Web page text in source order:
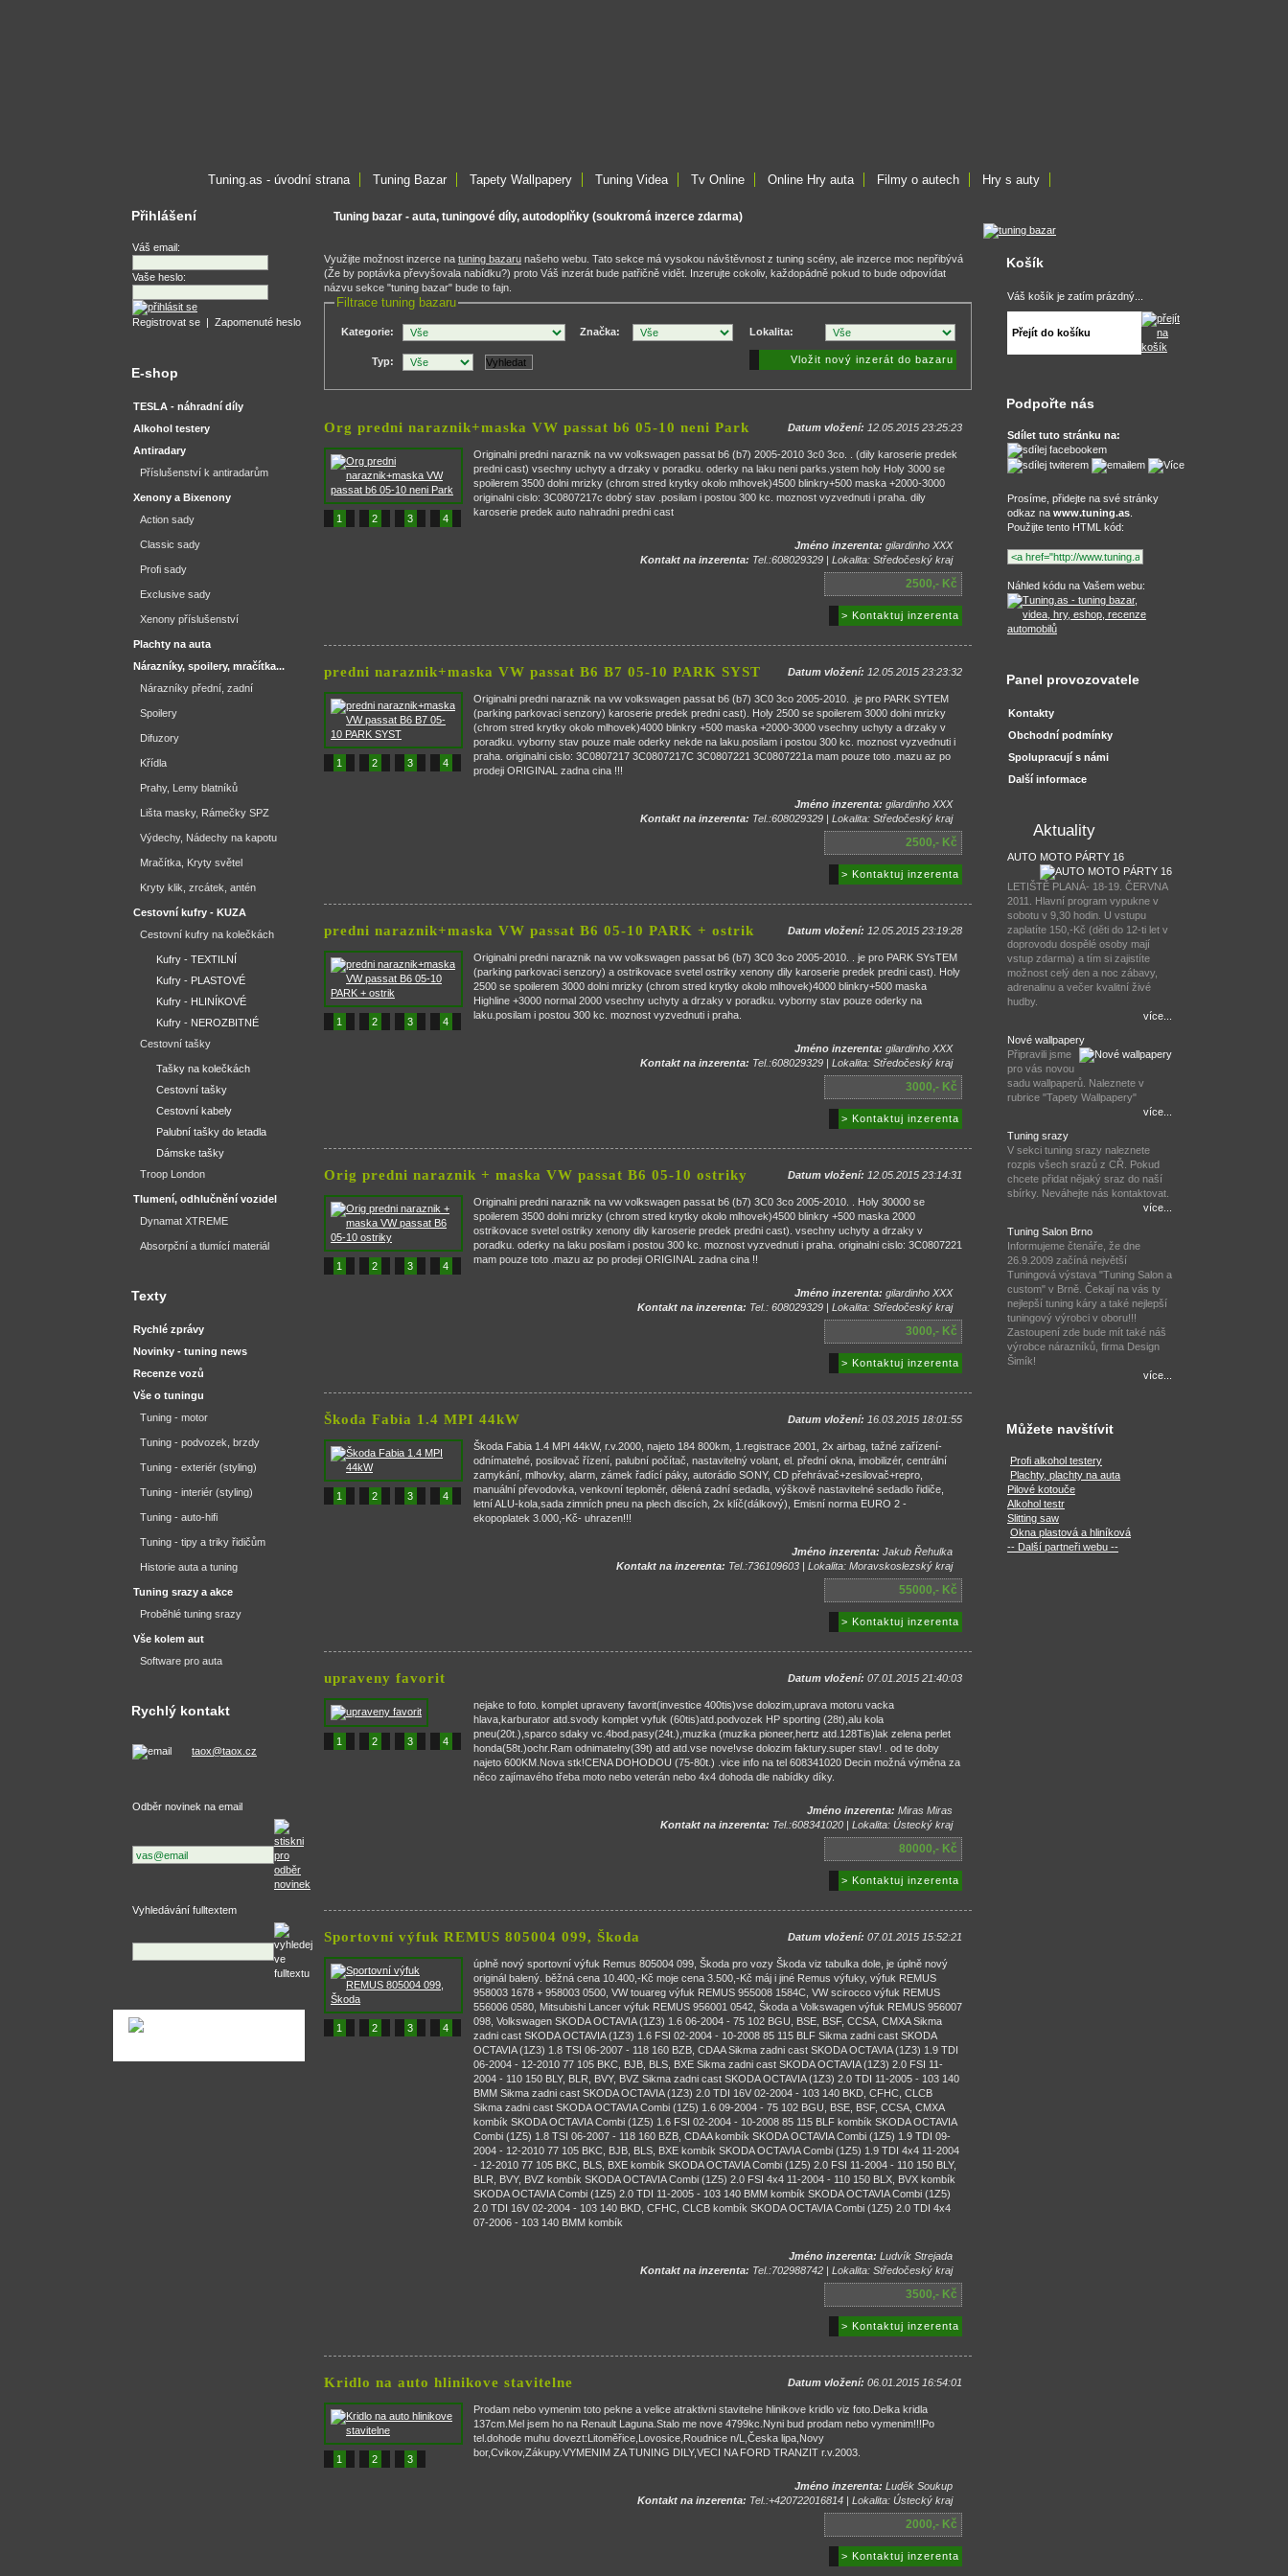
Tuning.as - úvodní strana Tuning Bazar Tapety Wallpapery Tuning Videa Tv Online Online Hry auta Filmy o autech Hry s auty
Tuning bazar - auta, tuningové díly, autodoplňky (soukromá inzerce zdarma)
Využijte možnost inzerce na tuning bazaru našeho webu. Tato sekce má vysokou návštěvnost z tuning scény, ale inzerce moc nepřibývá
(Že by poptávka převyšovala nabídku?) proto Váš inzerát bude patřičně vidět. Inzerujte cokoliv, každopádně pokud to bude odpovídat
názvu sekce "tuning bazar" bude to fajn.
Filtrace tuning bazaru
Kategorie: Značka: Lokalita:
Typ: Vložit nový inzerát do bazaru
Org predni naraznik+maska VW passat b6 05-10 neni Park Datum vložení: 12.05.2015 23:25:23
1 2 3 4
Originalni predni naraznik na vw volkswagen passat b6 (b7) 2005-2010 3c0 3co. . (dily karoserie predek
predni cast) vsechny uchyty a drzaky v poradku. oderky na laku neni parks.ystem holy Holy 3000 se
spoilerem 3500 dolni mrizky (chrom stred krytky okolo mlhovek)4500 blinkry+500 maska +2000-3000
originalni cislo: 3C0807217c dobrý stav .posilam i postou 300 kc. moznost vyzvednuti i praha. dily
karoserie predek auto nahradni predni cast
Jméno inzerenta: gilardinho XXX
Kontakt na inzerenta: Tel.:608029329 | Lokalita: Středočeský kraj
2500,- Kč
> Kontaktuj inzerenta
predni naraznik+maska VW passat B6 B7 05-10 PARK SYST Datum vložení: 12.05.2015 23:23:32
1 2 3 4
Originalni predni naraznik na vw volkswagen passat b6 (b7) 3C0 3co 2005-2010. .je pro PARK SYTEM
(parking parkovaci senzory) karoserie predek predni cast). Holy 2500 se spoilerem 3000 dolni mrizky
(chrom stred krytky okolo mlhovek)4000 blinkry +500 maska +2000-3000 vsechny uchyty a drzaky v
poradku. vyborny stav pouze male oderky nekde na laku.posilam i postou 300 kc. moznost vyzvednuti i
praha. originalni cislo: 3C0807217 3C0807217C 3C0807221 3C0807221a mam pouze toto .mazu az po
prodeji ORIGINAL zadna cina !!!
Jméno inzerenta: gilardinho XXX
Kontakt na inzerenta: Tel.:608029329 | Lokalita: Středočeský kraj
2500,- Kč
> Kontaktuj inzerenta
predni naraznik+maska VW passat B6 05-10 PARK + ostrik Datum vložení: 12.05.2015 23:19:28
1 2 3 4
Originalni predni naraznik na vw volkswagen passat b6 (b7) 3C0 3co 2005-2010. . je pro PARK SYsTEM
(parking parkovaci senzory) a ostrikovace svetel ostriky xenony dily karoserie predek predni cast). Holy
2500 se spoilerem 3000 dolni mrizky (chrom stred krytky okolo mlhovek)4000 blinkry+500 maska
Highline +3000 normal 2000 vsechny uchyty a drzaky v poradku. vyborny stav pouze oderky na
laku.posilam i postou 300 kc. moznost vyzvednuti i praha.
Jméno inzerenta: gilardinho XXX
Kontakt na inzerenta: Tel.:608029329 | Lokalita: Středočeský kraj
3000,- Kč
> Kontaktuj inzerenta
Orig predni naraznik + maska VW passat B6 05-10 ostriky Datum vložení: 12.05.2015 23:14:31
1 2 3 4
Originalni predni naraznik na vw volkswagen passat b6 (b7) 3C0 3co 2005-2010. . Holy 30000 se
spoilerem 3500 dolni mrizky (chrom stred krytky okolo mlhovek)4500 blinkry +500 maska 2000
ostrikovace svetel ostriky xenony dily karoserie predek predni cast). vsechny uchyty a drzaky v
poradku. oderky na laku posilam i postou 300 kc. moznost vyzvednuti i praha. originalni cislo: 3C0807221
mam pouze toto .mazu az po prodeji ORIGINAL zadna cina !!
Jméno inzerenta: gilardinho XXX
Kontakt na inzerenta: Tel.: 608029329 | Lokalita: Středočeský kraj
3000,- Kč
> Kontaktuj inzerenta
Škoda Fabia 1.4 MPI 44kW Datum vložení: 16.03.2015 18:01:55
1 2 3 4
Škoda Fabia 1.4 MPI 44kW, r.v.2000, najeto 184 800km, 1.registrace 2001, 2x airbag, tažné zařízení-
odnímatelné, posilovač řízení, palubní počítač, nastavitelný volant, el. přední okna, imobilizér, centrální
zamykání, mlhovky, alarm, zámek řadící páky, autorádio SONY, CD přehrávač+zesilovač+repro,
manuální převodovka, venkovní teploměr, dělená zadní sedadla, výškově nastavitelné sedadlo řidiče,
letní ALU-kola,sada zimních pneu na plech discích, 2x klíč(dálkový), Emisní norma EURO 2 -
ekopoplatek 3.000,-Kč- uhrazen!!!
Jméno inzerenta: Jakub Řehulka
Kontakt na inzerenta: Tel.:736109603 | Lokalita: Moravskoslezský kraj
55000,- Kč
> Kontaktuj inzerenta
upraveny favorit Datum vložení: 07.01.2015 21:40:03
1 2 3 4
nejake to foto. komplet upraveny favorit(investice 400tis)vse dolozim,uprava motoru vacka
hlava,karburator atd.svody komplet vyfuk (60tis)atd.podvozek HP sporting (28t),alu kola
pneu(20t.),sparco sdaky vc.4bod.pasy(24t.),muzika (muzika pioneer,hertz atd.128Tis)lak zelena perlet
honda(58t.)ochr.Ram odnimatelny(39t) atd atd.vse nove!vse dolozim faktury.super stav! . od te doby
najeto 600KM.Nova stk!CENA DOHODOU (75-80t.) .vice info na tel 608341020 Decin možná výměna za
něco zajímavého třeba moto nebo veterán nebo 4x4 dohoda dle nabídky díky.
Jméno inzerenta: Miras Miras
Kontakt na inzerenta: Tel.:608341020 | Lokalita: Ústecký kraj
80000,- Kč
> Kontaktuj inzerenta
Sportovní výfuk REMUS 805004 099, Škoda Datum vložení: 07.01.2015 15:52:21
1 2 3 4
úplně nový sportovní výfuk Remus 805004 099, Škoda pro vozy Škoda viz tabulka dole, je úplně nový
originál balený. běžná cena 10.400,-Kč moje cena 3.500,-Kč máj i jiné Remus výfuky, výfuk REMUS
958003 1678 + 958003 0500, VW touareg výfuk REMUS 955008 1584C, VW scirocco výfuk REMUS
556006 0580, Mitsubishi Lancer výfuk REMUS 956001 0542, Škoda a Volkswagen výfuk REMUS 956007
098, Volkswagen SKODA OCTAVIA (1Z3) 1.6 06-2004 - 75 102 BGU, BSE, BSF, CCSA, CMXA Sikma
zadni cast SKODA OCTAVIA (1Z3) 1.6 FSI 02-2004 - 10-2008 85 115 BLF Sikma zadni cast SKODA
OCTAVIA (1Z3) 1.8 TSI 06-2007 - 118 160 BZB, CDAA Sikma zadni cast SKODA OCTAVIA (1Z3) 1.9 TDI
06-2004 - 12-2010 77 105 BKC, BJB, BLS, BXE Sikma zadni cast SKODA OCTAVIA (1Z3) 2.0 FSI 11-
2004 - 110 150 BLY, BLR, BVY, BVZ Sikma zadni cast SKODA OCTAVIA (1Z3) 2.0 TDI 11-2005 - 103 140
BMM Sikma zadni cast SKODA OCTAVIA (1Z3) 2.0 TDI 16V 02-2004 - 103 140 BKD, CFHC, CLCB
Sikma zadni cast SKODA OCTAVIA Combi (1Z5) 1.6 09-2004 - 75 102 BGU, BSE, BSF, CCSA, CMXA
kombík SKODA OCTAVIA Combi (1Z5) 1.6 FSI 02-2004 - 10-2008 85 115 BLF kombík SKODA OCTAVIA
Combi (1Z5) 1.8 TSI 06-2007 - 118 160 BZB, CDAA kombík SKODA OCTAVIA Combi (1Z5) 1.9 TDI 09-
2004 - 12-2010 77 105 BKC, BJB, BLS, BXE kombík SKODA OCTAVIA Combi (1Z5) 1.9 TDI 4x4 11-2004
- 12-2010 77 105 BKC, BLS, BXE kombík SKODA OCTAVIA Combi (1Z5) 2.0 FSI 11-2004 - 110 150 BLY,
BLR, BVY, BVZ kombík SKODA OCTAVIA Combi (1Z5) 2.0 FSI 4x4 11-2004 - 110 150 BLX, BVX kombík
SKODA OCTAVIA Combi (1Z5) 2.0 TDI 11-2005 - 103 140 BMM kombík SKODA OCTAVIA Combi (1Z5)
2.0 TDI 16V 02-2004 - 103 140 BKD, CFHC, CLCB kombík SKODA OCTAVIA Combi (1Z5) 2.0 TDI 4x4
07-2006 - 103 140 BMM kombík
Jméno inzerenta: Ludvík Strejada
Kontakt na inzerenta: Tel.:702988742 | Lokalita: Středočeský kraj
3500,- Kč
> Kontaktuj inzerenta
Kridlo na auto hlinikove stavitelne Datum vložení: 06.01.2015 16:54:01
1 2 3
Prodam nebo vymenim toto pekne a velice atraktivni stavitelne hlinikove kridlo viz foto.Delka kridla
137cm.Mel jsem ho na Renault Laguna.Stalo me nove 4799kc.Nyni bud prodam nebo vymenim!!!Po
tel.dohode muhu dovezt:Litoměřice,Lovosice,Roudnice n/L,Česka lipa,Novy
bor,Cvikov,Zákupy.VYMENIM ZA TUNING DILY,VECI NA FORD TRANZIT r.v.2003.
Jméno inzerenta: Luděk Soukup
Kontakt na inzerenta: Tel.:+420722016814 | Lokalita: Ústecký kraj
2000,- Kč
> Kontaktuj inzerenta
Přihlášení
Váš email:
Vaše heslo:
Registrovat se | Zapomenuté heslo
E-shop
TESLA - náhradní díly
Alkohol testery
Antiradary
Příslušenství k antiradarům
Xenony a Bixenony
Action sady
Classic sady
Profi sady
Exclusive sady
Xenony příslušenství
Plachty na auta
Nárazníky, spoilery, mračítka...
Nárazníky přední, zadní
Spoilery
Difuzory
Křídla
Prahy, Lemy blatníků
Lišta masky, Rámečky SPZ
Výdechy, Nádechy na kapotu
Mračítka, Kryty světel
Kryty klik, zrcátek, antén
Cestovní kufry - KUZA
Cestovní kufry na kolečkách
Kufry - TEXTILNÍ
Kufry - PLASTOVÉ
Kufry - HLINÍKOVÉ
Kufry - NEROZBITNÉ
Cestovní tašky
Tašky na kolečkách
Cestovní tašky
Cestovní kabely
Palubní tašky do letadla
Dámske tašky
Troop London
Tlumení, odhlučnění vozidel
Dynamat XTREME
Absorpční a tlumící materiál
Texty
Rychlé zprávy
Novinky - tuning news
Recenze vozů
Vše o tuningu
Tuning - motor
Tuning - podvozek, brzdy
Tuning - exteriér (styling)
Tuning - interiér (styling)
Tuning - auto-hifi
Tuning - tipy a triky řidičům
Historie auta a tuning
Tuning srazy a akce
Proběhlé tuning srazy
Vše kolem aut
Software pro auta
Rychlý kontakt
taox@taox.cz
Odběr novinek na email
Vyhledávání fulltextem
Košík
Váš košík je zatím prázdný...
Přejít do košíku
Podpořte nás
Sdílet tuto stránku na:
Prosíme, přidejte na své stránky
odkaz na www.tuning.as
Použijte tento HTML kód:
Náhled kódu na Vašem webu:
Panel provozovatele
Kontakty
Obchodní podmínky
Spolupracují s námi
Další informace
Aktuality
AUTO MOTO PÁRTY 16
LETIŠTĚ PLANÁ- 18-19. ČERVNA
2011. Hlavní program vypukne v
sobotu v 9,30 hodin. U vstupu
zaplatíte 150,-Kč (děti do 12-ti let v
doprovodu dospělé osoby mají
vstup zdarma) a tím si zajistíte
možnost celý den a noc zábavy,
adrenalinu a večer kvalitní živé
hudby.
více...
Nové wallpapery
Připravili jsme
pro vás novou
sadu wallpaperů. Naleznete v
rubrice "Tapety Wallpapery"
více...
Tuning srazy
V sekci tuning srazy naleznete
rozpis všech srazů z CŘ. Pokud
chcete přidat nějaký sraz do naší
sbírky. Neváhejte nás kontaktovat.
více...
Tuning Salon Brno
Informujeme čtenáře, že dne
26.9.2009 začíná největší
Tuningová výstava "Tuning Salon a
custom" v Brně. Čekají na vás ty
nejlepší tuning káry a také nejlepší
tuningový výrobci v oboru!!!
Zastoupení zde bude mít také náš
výrobce nárazníků, firma Design
Šimík!
více...
Můžete navštívit
Profi alkohol testery
Plachty, plachty na auta
Pilové kotouče
Alkohol testr
Slitting saw
Okna plastová a hliníková
-- Další partneři webu --